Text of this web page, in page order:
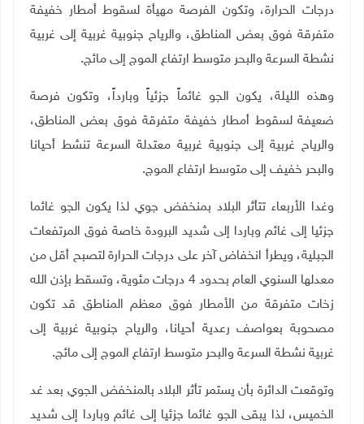
درجات الحرارة، وتكون الفرصة مهيأة لسقوط أمطار خفيفة
متفرقة فوق بعض المناطق، والرياح جنوبية غربية إلى غربية
نشطة السرعة والبحر متوسط ارتفاع الموج إلى مائج.
وهذه الليلة، يكون الجو غائماً جزئياً وبارداً، وتكون فرصة
ضعيفة لسقوط أمطار خفيفة متفرقة فوق بعض المناطق،
والرياح غربية إلى جنوبية غربية معتدلة السرعة تنشط أحيانا
والبحر خفيف إلى متوسط ارتفاع الموج.
وغدا الأربعاء تتأثر البلاد بمنخفض جوي لذا يكون الجو غائما
جزئيا إلى غائم وباردا إلى شديد البرودة خاصة فوق المرتفعات
الجبلية، ويطرأ انخفاض آخر على درجات الحرارة لتصبح أقل من
معدلها السنوي العام بحدود 4 درجات مئوية،
وتسقط بإذن الله
زخات متفرقة من الأمطار فوق معظم المناطق قد تكون
مصحوبة بعواصف رعدية أحيانا، والرياح جنوبية غربية إلى
غربية نشطة السرعة والبحر متوسط ارتفاع الموج إلى مائج.
وتوقعت الدائرة بأن يستمر تأثر البلاد بالمنخفض الجوي بعد غد
الخميس، لذا يبقى الجو غائما جزئيا إلى غائم وباردا إلى شديد